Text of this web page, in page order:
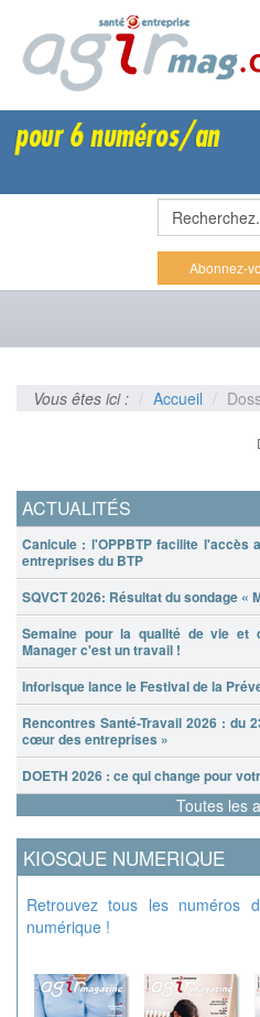
Abonnez-
Vous êtes ici : Accueil
ACTUALITÉS
Canicule : l'OPPBTP facilite l'accès
entreprises du BTP
SQVCT 2026: Résultat du sondage «
Semaine pour la qualité de vie et
Manager c'est un travail !
Inforisque lance le Festival de la
Rencontres Santé-Travail 2026 : du
cœur des entreprises »
DOETH 2026 : ce qui change pour
Toutes les
KIOSQUE NUMERIQUE
Retrouvez tous les numéros
numérique !